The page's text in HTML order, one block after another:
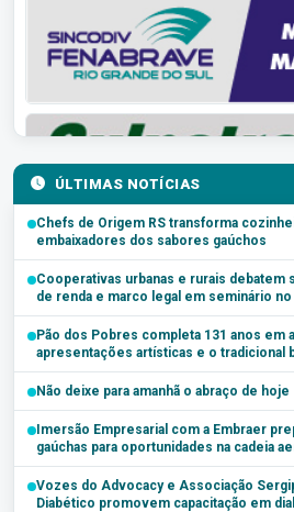
ÚLTIMAS NOTÍCIAS
Chefs de Origem RS transforma
embaixadores dos sabores gaúchos
Cooperativas urbanas e rurais debatem
de renda e marco legal em seminário no
Pão dos Pobres completa 131 anos em
apresentações artísticas e o tradicional
Não deixe para amanhã o abraço de hoje
Imersão Empresarial com a Embraer
gaúchas para oportunidades na cadeia
Vozes do Advocacy e Associação
Diabético promovem capacitação em